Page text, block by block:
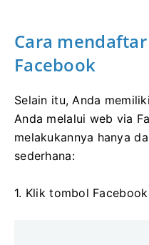
Cara
Facebook
Selain itu, Anda
Anda melalui web via
melakukannya hanya
sederhana:
1. Klik tombol